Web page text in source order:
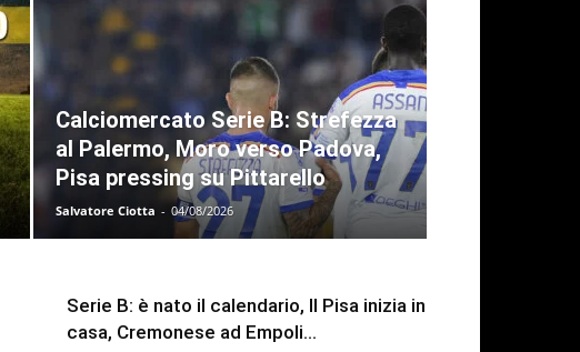
Calciomercato Serie B: Strefezza
al Palermo, Moro verso Padova,
Pisa pressing su Pittarello
Salvatore Ciotta - 04/08/2026
Serie B: è nato il calendario, Il Pisa inizia in
casa, Cremonese ad Empoli...